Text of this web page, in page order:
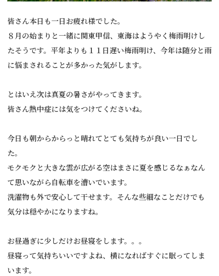
皆さん本日も一日お疲れ様でした。
８月の始まりと一緒に関東甲信、東海はようやく梅雨明けし
たそうです。平年よりも１１日遅い梅雨明け、今年は随分と雨
に悩まされることが多かった気がします。
とはいえ次は真夏の暑さがやってきます。
皆さん熱中症には気をつけてくださいね。
今日も朝からからっと晴れてとても気持ちが良い一日でし
た。
モクモクと大きな雲が広がる空はまさに夏を感じるなぁなん
て思いながら自転車を漕いでいます。
洗濯物も外で安心して干せます。そんな些細なことだけでも
気分は穏やかになりますね。
お昼過ぎに少しだけお昼寝をします。。。
昼寝って気持ちいいですよね、横になればすぐに眠ってしま
います。